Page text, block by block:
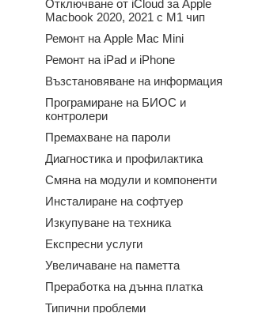
Отключване от iCloud за Apple
Macbook 2020, 2021 с M1 чип
Ремонт на Apple Mac Mini
Ремонт на iPad и iPhone
Възстановяване на информация
Програмиране на БИОС и
контролери
Премахване на пароли
Диагностика и профилактика
Смяна на модули и компоненти
Инсталиране на софтуер
Изкупуване на техника
Експресни услуги
Увеличаване на паметта
Преработка на дънна платка
Типични проблеми